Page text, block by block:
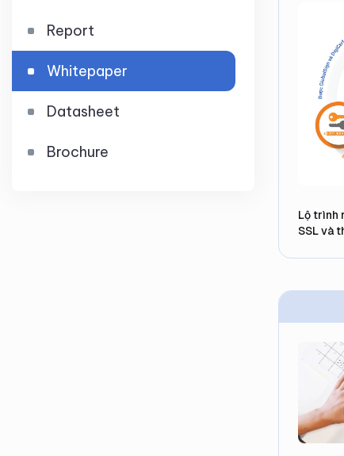
Report
Whitepaper
Datasheet
Brochure
Lộ trình
SSL và